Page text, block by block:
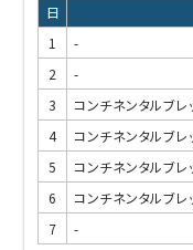
日
1
-
2
-
3
コンチネンタルブレ
4
コンチネンタルブレ
5
コンチネンタルブレ
6
コンチネンタルブレ
7
-